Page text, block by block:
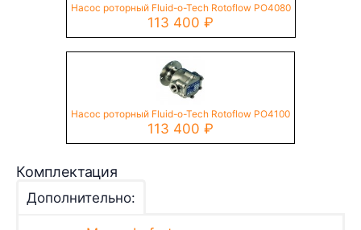
Насос роторный Fluid-o-Tech Rotoflow PO4080
113 400 ₽
Насос роторный Fluid-o-Tech Rotoflow PO4100
113 400 ₽
Комплектация
Дополнительно: